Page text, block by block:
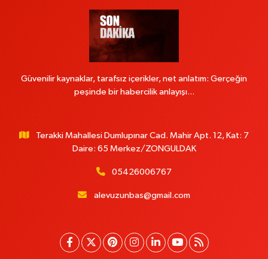
Güvenilir kaynaklar, tarafsız içerikler, net anlatım: Gerçeğin
peşinde bir habercilik anlayışı...
Terakki Mahallesi Dumlupınar Cad. Mahir Apt. 12, Kat: 7
Daire: 65 Merkez/ZONGULDAK
05426006767
alevuzunbas@gmail.com